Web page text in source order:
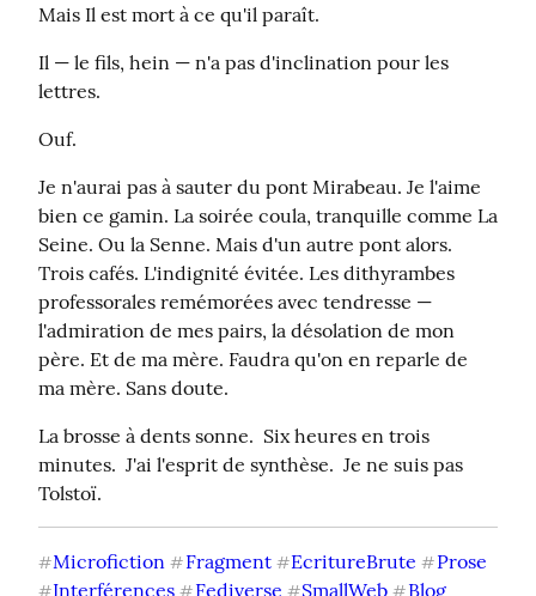
Mais Il est mort à ce qu'il paraît.
Il — le fils, hein — n'a pas d'inclination pour les
lettres.
Ouf.
Je n'aurai pas à sauter du pont Mirabeau. Je l'aime
bien ce gamin. La soirée coula, tranquille comme La
Seine. Ou la Senne. Mais d'un autre pont alors.
Trois cafés. L'indignité évitée. Les dithyrambes
professorales remémorées avec tendresse —
l'admiration de mes pairs, la désolation de mon
père. Et de ma mère. Faudra qu'on en reparle de
ma mère. Sans doute.
La brosse à dents sonne.  Six heures en trois
minutes.  J'ai l'esprit de synthèse.  Je ne suis pas
Tolstoï.
#Microfiction #Fragment #EcritureBrute #Prose
#Interférences #Fediverse #SmallWeb #Blog